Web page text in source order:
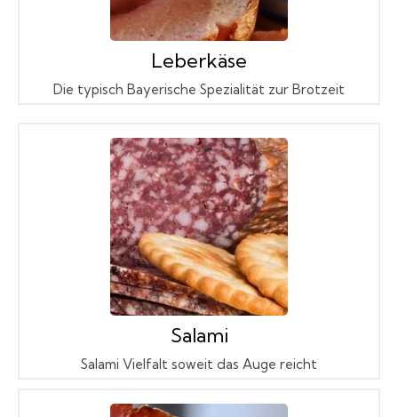
Leberkäse
Die typisch Bayerische Spezialität zur Brotzeit
Salami
Salami Vielfalt soweit das Auge reicht